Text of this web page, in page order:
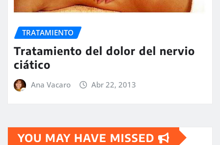
TRATAMIENTO
Tratamiento del dolor del nervio
ciático
Ana Vacaro Abr 22, 2013
YOU MAY HAVE MISSED